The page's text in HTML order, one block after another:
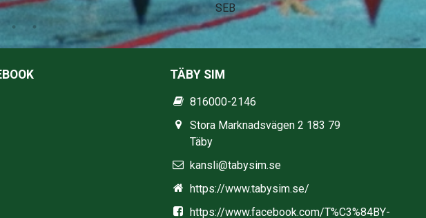
Stadium
TÄBY SIM
816000-2146
Stora Marknadsvägen 2 183 79
Täby
kansli@tabysim.se
https://www.tabysim.se/
https://www.facebook.com/T%C3%84BY-